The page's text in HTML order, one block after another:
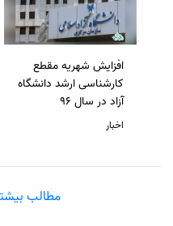
افزایش شهریه مقطع
کارشناسی ارشد دانشگاه
آزاد در سال 96
اخبار
مطالب